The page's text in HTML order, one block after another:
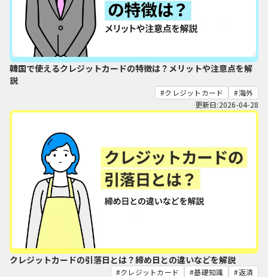
韓国で使えるクレジットカードの特徴は？メリットや注意点を解
説
クレジットカード
海外
更新日:2026-04-28
クレジットカードの引落日とは？締め日との違いなどを解説
クレジットカード 基礎知識
返済